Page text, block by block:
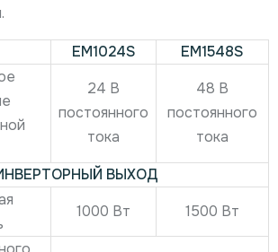
EM1024S
EM1548S
24 В
постоянного
тока
48 В
постоянного
тока
ВЫХОД
1000 Вт
1500 Вт